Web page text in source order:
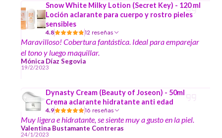
Snow White Milky Lotion (Secret Key) - 120 ml
Loción aclarante para cuerpo y rostro pieles
sensibles
4.8 12 reseñas
Maravilloso! Cobertura fantástica. Ideal para emparejar
el tono y luego maquillar.
Mónica Díaz Segovia
19/2/2023
Dynasty Cream (Beauty of Joseon) - 50ml
Crema aclarante hidratante anti edad
4.9 16 reseñas
Muy ligera e hidratante, se siente muy a gusto en la piel.
Valentina Bustamante Contreras
24/1/2023